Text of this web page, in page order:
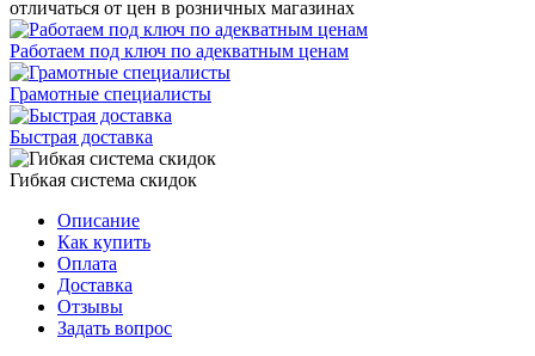
отличаться от цен в розничных магазинах
Работаем под ключ по адекватным ценам
Грамотные специалисты
Быстрая доставка
Гибкая система скидок
Описание
Как купить
Оплата
Доставка
Отзывы
Задать вопрос